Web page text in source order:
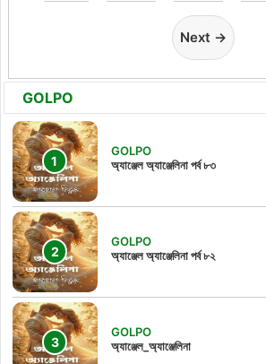
Next →
GOLPO
GOLPO
অ্যাঞ্জেল অ্যাঞ্জেলিনা পর্ব ৮৩
GOLPO
অ্যাঞ্জেল অ্যাঞ্জেলিনা পর্ব ৮২
GOLPO
অ্যাঞ্জেল_অ্যাঞ্জেলিনা